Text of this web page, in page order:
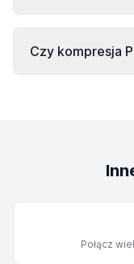
Czy kompresja
Połącz